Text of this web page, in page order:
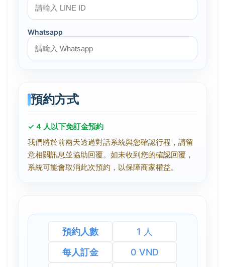
Whatsapp
預約方式
✓ 4 人以下免訂金預約
我們將於前兩天透過對話系統與您確認行程，請留
意相關訊息並協助回覆。如未收到您的確認回覆，
系統可能會取消此次預約，以保障商家權益。
預約人數
1 人
每人訂金
0 VND